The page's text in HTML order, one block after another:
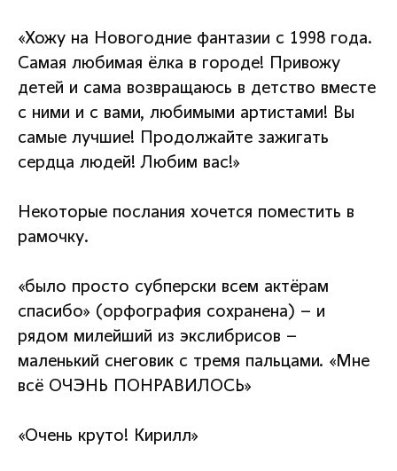
«Хожу на Новогодние фантазии с 1998 года.
Самая любимая ёлка в городе! Привожу
детей и сама возвращаюсь в детство вместе
с ними и с вами, любимыми артистами! Вы
самые лучшие! Продолжайте зажигать
сердца людей! Любим вас!»
Некоторые послания хочется поместить в
рамочку.
«было просто субперски всем актёрам
спасибо» (орфография сохранена) – и
рядом милейший из экслибрисов –
маленький снеговик с тремя пальцами. «Мне
всё ОЧЭНЬ ПОНРАВИЛОСЬ»
«Очень круто! Кирилл»